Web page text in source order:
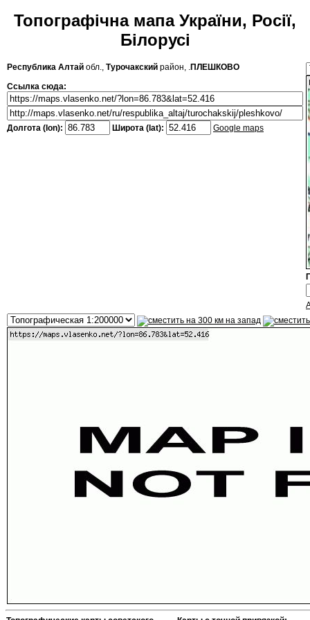
Топографічна мапа України, Росії,
Білорусі
Республика Алтай обл., Турочакский район, .ПЛЕШКОВО
Ссылка сюда:
Долгота (lon): Широта (lat): Google maps